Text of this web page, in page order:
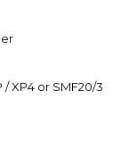
XP4 or SMF20/3